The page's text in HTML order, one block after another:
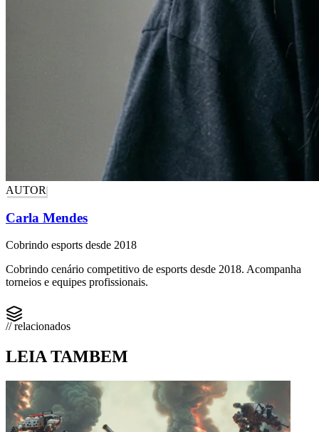
AUTOR
Carla Mendes
Cobrindo esports desde 2018
Cobrindo cenário competitivo de esports desde 2018. Acompanha
torneios e equipes profissionais.
// relacionados
LEIA TAMBEM